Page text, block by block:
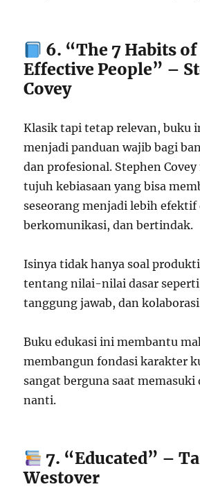
6. “The 7 Habits
Effective People” –
Covey
Klasik tapi tetap relevan, buku
menjadi panduan wajib bagi
dan profesional. Stephen
tujuh kebiasaan yang bisa
seseorang menjadi lebih
berkomunikasi, dan bertindak.
Isinya tidak hanya soal
tentang nilai-nilai dasar
tanggung jawab, dan
Buku edukasi ini membantu
membangun fondasi karakter
sangat berguna saat memasuki
nanti.
7. “Educated” –
Westover